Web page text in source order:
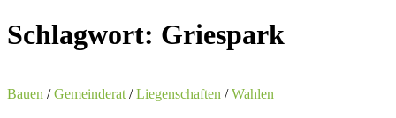
Schlagwort: Griespark
Bauen /Gemeinderat /Liegenschaften /Wahlen